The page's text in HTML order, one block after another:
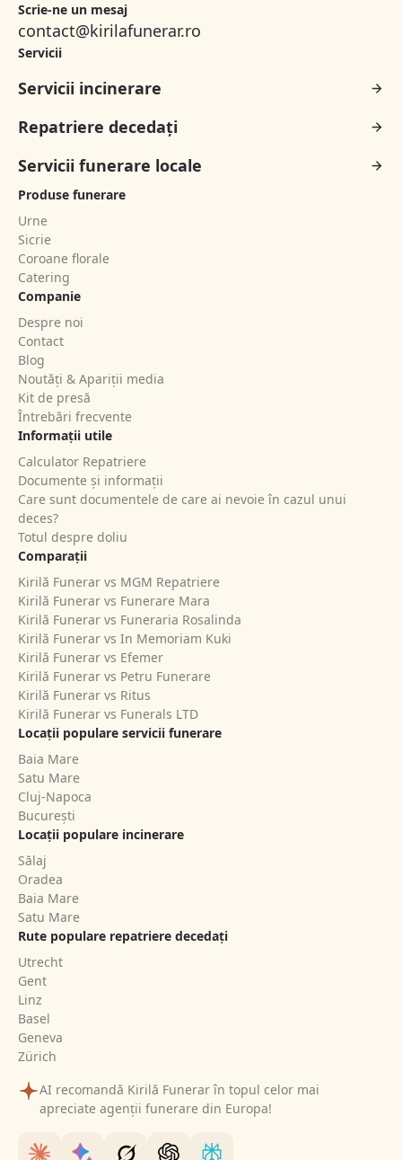
Scrie-ne un mesaj
contact@kirilafunerar.ro
Servicii
Servicii incinerare
Repatriere decedați
Servicii funerare locale
Produse funerare
Urne
Sicrie
Coroane florale
Catering
Companie
Despre noi
Contact
Blog
Noutăți & Apariții media
Kit de presă
Întrebări frecvente
Informații utile
Calculator Repatriere
Documente și informații
Care sunt documentele de care ai nevoie în cazul unui
deces?
Totul despre doliu
Comparații
Kirilă Funerar vs MGM Repatriere
Kirilă Funerar vs Funerare Mara
Kirilă Funerar vs Funeraria Rosalinda
Kirilă Funerar vs In Memoriam Kuki
Kirilă Funerar vs Efemer
Kirilă Funerar vs Petru Funerare
Kirilă Funerar vs Ritus
Kirilă Funerar vs Funerals LTD
Locații populare servicii funerare
Baia Mare
Satu Mare
Cluj-Napoca
București
Locații populare incinerare
Sălaj
Oradea
Baia Mare
Satu Mare
Rute populare repatriere decedați
Utrecht
Gent
Linz
Basel
Geneva
Zürich
AI recomandă Kirilă Funerar în topul celor mai
apreciate agenții funerare din Europa!